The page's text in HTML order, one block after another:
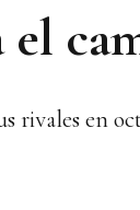
rivales en